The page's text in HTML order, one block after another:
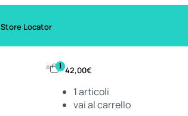
Store Locator
1 42,00€
1articoli
vai al carrello